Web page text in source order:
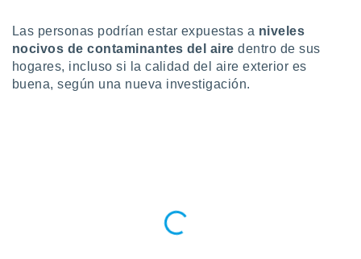
más
nuestra
y
Las personas podrían estar expuestas a niveles
nocivos de contaminantes del aire dentro de sus
hogares, incluso si la calidad del aire exterior es
buena, según una nueva investigación.